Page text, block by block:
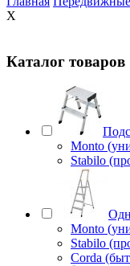
X
Каталог товаров
Monto
Stabilo
Monto
Stabilo
Corda